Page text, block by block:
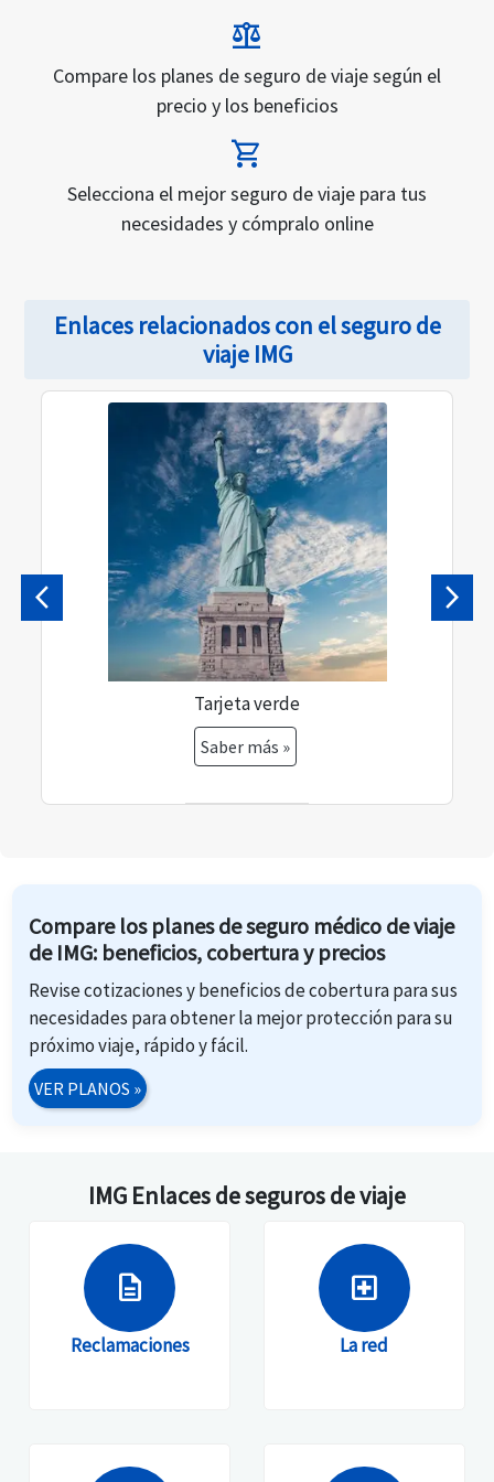
debe ser ciudadano estadounidense o residente
permanente de EE. UU. con residencia principal en
EE. UU. También debe comprar el plan de seguro
de viaje dentro de los 15 días posteriores a realizar
su depósito inicial de viaje.
balance
Compare los planes de seguro de viaje según el
precio y los beneficios
shopping_cart
Selecciona el mejor seguro de viaje para tus
necesidades y cómpralo online
Enlaces relacionados con el seguro de
viaje IMG
Tarjeta verde
Saber más »
Previa
Compare los planes de seguro médico de viaje
de IMG: beneficios, cobertura y precios
Revise cotizaciones y beneficios de cobertura para sus
necesidades para obtener la mejor protección para su
próximo viaje, rápido y fácil.
VER PLANOS »
IMG Enlaces de seguros de viaje
description
Reclamaciones
local_hospital
La red